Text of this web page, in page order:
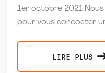
1er octobre 2021
pour vous concocter
LIRE PLUS